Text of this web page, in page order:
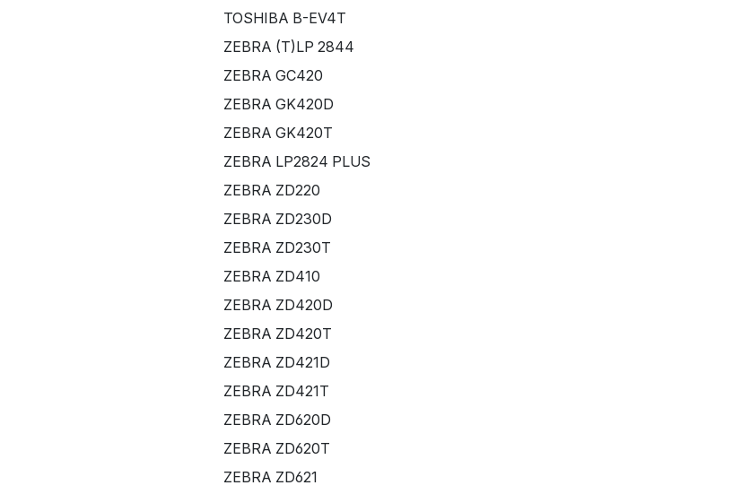
TOSHIBA B-EV4T
ZEBRA (T)LP 2844
ZEBRA GC420
ZEBRA GK420D
ZEBRA GK420T
ZEBRA LP2824 PLUS
ZEBRA ZD220
ZEBRA ZD230D
ZEBRA ZD230T
ZEBRA ZD410
ZEBRA ZD420D
ZEBRA ZD420T
ZEBRA ZD421D
ZEBRA ZD421T
ZEBRA ZD620D
ZEBRA ZD620T
ZEBRA ZD621